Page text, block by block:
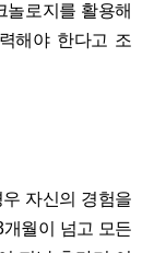
놀로지를 활용해
해야 한다고 조
자신의 경험을
월이 넘고 모든